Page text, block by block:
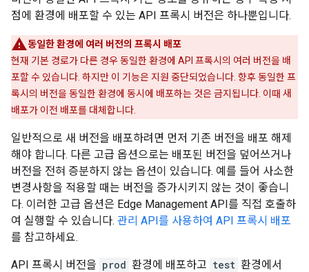
점에 환경에 배포할 수 있는 API 프록시 버전은 하나뿐입니다.
동일한 환경에 여러 버전의 프록시 배포
현재 기본 경로가 다른 경우 동일한 환경에 API 프록시의 여러 버전을 배
포할 수 있습니다. 하지만 이 기능은 지원 중단되었습니다. 향후 동일한 프
록시의 버전을 동일한 환경에 동시에 배포하는 것은 금지됩니다. 이때 새
배포가 이전 배포를 대체합니다.
일반적으로 새 버전을 배포하려면 먼저 기존 버전을 배포 해제
해야 합니다. 다른 고급 옵션으로는 배포된 버전을 덮어쓰거나
버전을 전혀 증분하지 않는 옵션이 있습니다. 예를 들어 사소한
변경사항을 적용할 때는 버전을 증가시키지 않는 것이 좋습니
다. 이러한 고급 옵션은 Edge Management API를 직접 호출하
여 실행할 수 있습니다. 관리 API를 사용하여 API 프록시 배포
를 참고하세요.
API 프록시 버전을 prod 환경에 배포하고 test 환경에서